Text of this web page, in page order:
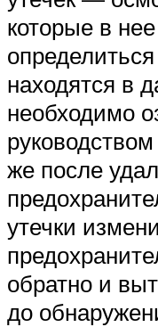
которые в
находятся в
необходимо
же после
утечки
обратно и
до